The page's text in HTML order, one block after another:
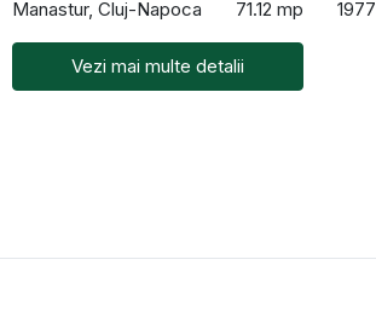
Manastur, Cluj-Napoca
71.12 mp 1977
Vezi mai multe detalii